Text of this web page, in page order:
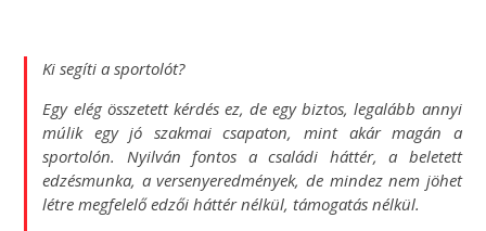
Ki segíti a sportolót?
Egy elég összetett kérdés ez, de egy biztos, legalább annyi
múlik egy jó szakmai csapaton, mint akár magán a
sportolón. Nyilván fontos a családi háttér, a beletett
edzésmunka, a versenyeredmények, de mindez nem jöhet
létre megfelelő edzői háttér nélkül, támogatás nélkül.